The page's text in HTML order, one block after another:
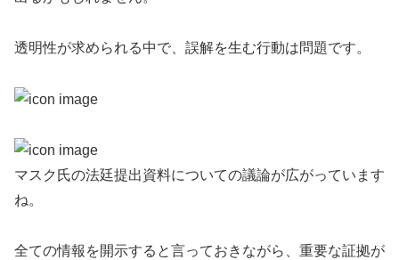
透明性が求められる中で、誤解を生む行動は問題です。
マスク氏の法廷提出資料についての議論が広がっています
ね。
全ての情報を開示すると言っておきながら、重要な証拠が